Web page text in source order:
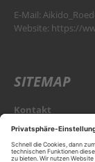
E-Mail:
Website: https://
SITEMAP
Kontakt
KONTAKT